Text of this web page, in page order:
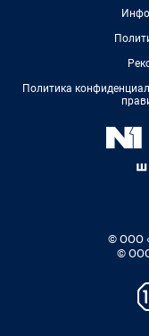
Политика
© ООО
© ООО